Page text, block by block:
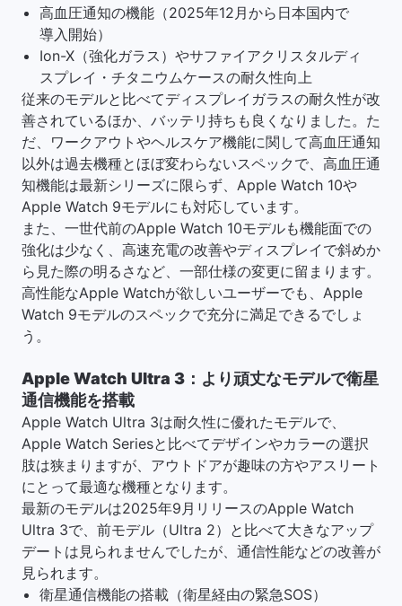
高血圧通知の機能（2025年12月から日本国内で
導入開始）
Ion-X（強化ガラス）やサファイアクリスタルディ
スプレイ・チタニウムケースの耐久性向上
従来のモデルと比べてディスプレイガラスの耐久性が改
善されているほか、バッテリ持ちも良くなりました。た
だ、ワークアウトやヘルスケア機能に関して高血圧通知
以外は過去機種とほぼ変わらないスペックで、高血圧通
知機能は最新シリーズに限らず、Apple Watch 10や
Apple Watch 9モデルにも対応しています。
また、一世代前のApple Watch 10モデルも機能面での
強化は少なく、高速充電の改善やディスプレイで斜めか
ら見た際の明るさなど、一部仕様の変更に留まります。
高性能なApple Watchが欲しいユーザーでも、Apple
Watch 9モデルのスペックで充分に満足できるでしょ
う。
Apple Watch Ultra 3：より頑丈なモデルで衛星
通信機能を搭載
Apple Watch Ultra 3は耐久性に優れたモデルで、
Apple Watch Seriesと比べてデザインやカラーの選択
肢は狭まりますが、アウトドアが趣味の方やアスリート
にとって最適な機種となります。
最新のモデルは2025年9月リリースのApple Watch
Ultra 3で、前モデル（Ultra 2）と比べて大きなアップ
デートは見られませんでしたが、通信性能などの改善が
見られます。
衛星通信機能の搭載（衛星経由の緊急SOS）